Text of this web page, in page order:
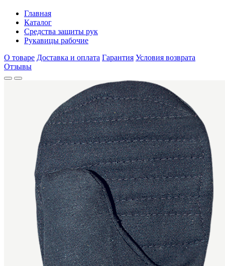
Главная
Каталог
Средства защиты рук
Рукавицы рабочие
О товаре Доставка и оплата Гарантия Условия возврата
Отзывы